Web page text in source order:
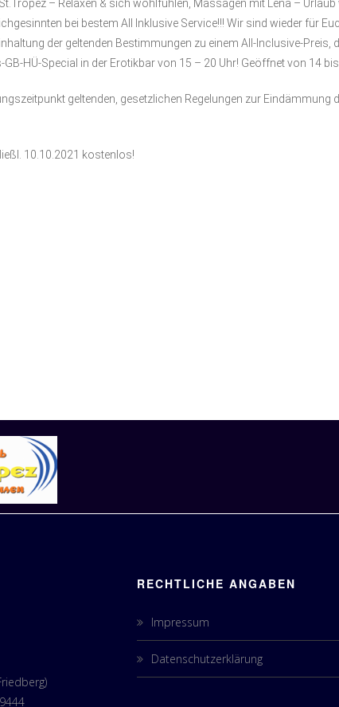
– Relaxen & sich wohlfühlen, Massagen mit Lena –
bei bestem All Inklusive Service!!! Wir sind wieder für
der geltenden Bestimmungen zu einem All-Inclusive-Preis,
HÜ-Special in der Erotikbar von 15 – 20 Uhr! Geöffnet von 14 bis
geltenden, gesetzlichen Regelungen zur Eindämmung
10.10.2021 kostenlos!
RECHTLICHE ANGABEN
Impressum
Datenschutzerklärung